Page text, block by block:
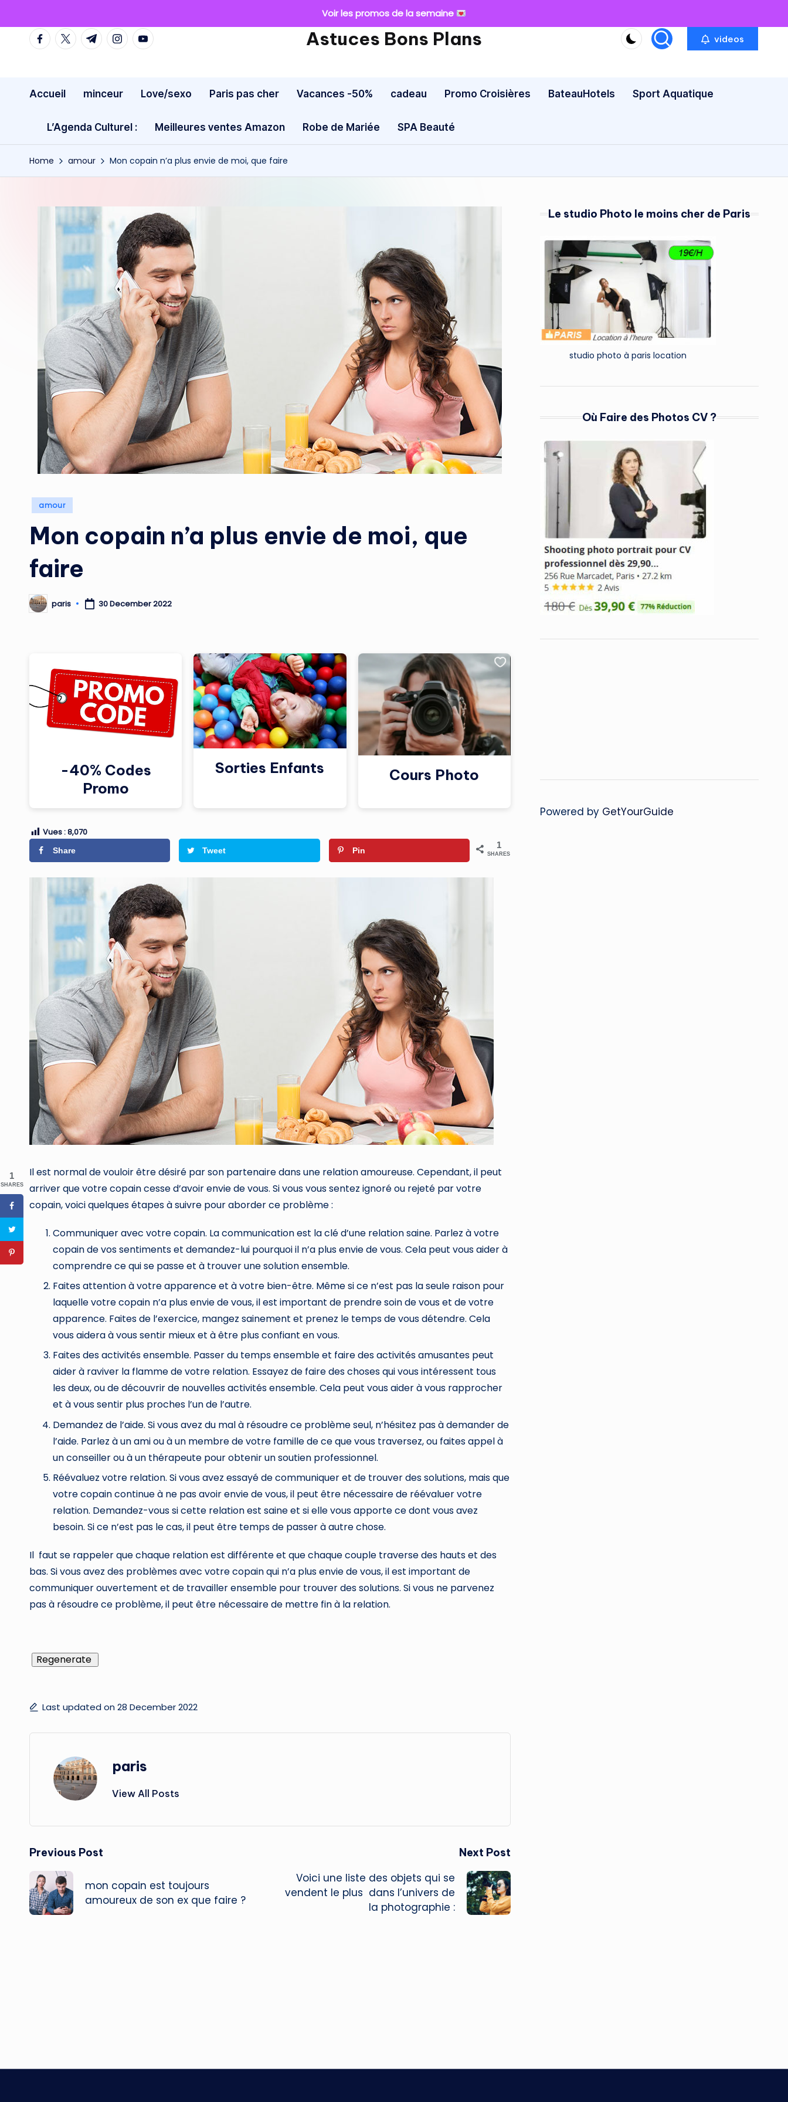
Skip
facebook.com
twitter.com
t.me instagram.com
youtube.com Astuces Bons Plans videos
Accueil minceur Love/sexo Paris pas cher Vacances -50% cadeau Promo Croisières BateauHotels Sport Aquatique
L’Agenda Culturel : Meilleures ventes Amazon Robe de Mariée SPA Beauté
Home amour Mon copain n’a plus envie de moi, que faire
Posted
amour
Mon copain n’a plus envie de moi, que
faire
Posted
by
paris 30 December 2022
-40% Codes
Promo
Sorties Enfants Cours Photo
Vues :8,070
Share Tweet Pin
1
SHARES
Il est normal de vouloir être désiré par son partenaire dans une relation amoureuse. Cependant, il peut
arriver que votre copain cesse d’avoir envie de vous. Si vous vous sentez ignoré ou rejeté par votre
copain, voici quelques étapes à suivre pour aborder ce problème :
Communiquer avec votre copain. La communication est la clé d’une relation saine. Parlez à votre
copain de vos sentiments et demandez-lui pourquoi il n’a plus envie de vous. Cela peut vous aider à
comprendre ce qui se passe et à trouver une solution ensemble.
Faites attention à votre apparence et à votre bien-être. Même si ce n’est pas la seule raison pour
laquelle votre copain n’a plus envie de vous, il est important de prendre soin de vous et de votre
apparence. Faites de l’exercice, mangez sainement et prenez le temps de vous détendre. Cela
vous aidera à vous sentir mieux et à être plus confiant en vous.
Faites des activités ensemble. Passer du temps ensemble et faire des activités amusantes peut
aider à raviver la flamme de votre relation. Essayez de faire des choses qui vous intéressent tous
les deux, ou de découvrir de nouvelles activités ensemble. Cela peut vous aider à vous rapprocher
et à vous sentir plus proches l’un de l’autre.
Demandez de l’aide. Si vous avez du mal à résoudre ce problème seul, n’hésitez pas à demander de
l’aide. Parlez à un ami ou à un membre de votre famille de ce que vous traversez, ou faites appel à
un conseiller ou à un thérapeute pour obtenir un soutien professionnel.
Réévaluez votre relation. Si vous avez essayé de communiquer et de trouver des solutions, mais que
votre copain continue à ne pas avoir envie de vous, il peut être nécessaire de réévaluer votre
relation. Demandez-vous si cette relation est saine et si elle vous apporte ce dont vous avez
besoin. Si ce n’est pas le cas, il peut être temps de passer à autre chose.
Il faut se rappeler que chaque relation est différente et que chaque couple traverse des hauts et des
bas. Si vous avez des problèmes avec votre copain qui n’a plus envie de vous, il est important de
communiquer ouvertement et de travailler ensemble pour trouver des solutions. Si vous ne parvenez
pas à résoudre ce problème, il peut être nécessaire de mettre fin à la relation.
Regenerate
Last updated on 28 December 2022
paris
View All Posts
Post
navigation
Previous Post
mon copain est toujours
amoureux de son ex que faire ?
Next Post
Voici une liste des objets qui se
vendent le plus dans l’univers de
la photographie :
Le studio Photo le moins cher de Paris
studio photo à paris location
Où Faire des Photos CV ?
Powered by GetYourGuide
1
SHARES
Voir les promos de la semaine